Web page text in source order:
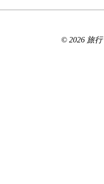
© 2026 旅行